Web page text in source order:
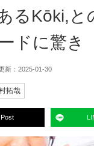
るKōki,
ドに驚き
： 2025-01-30
拓哉
Post